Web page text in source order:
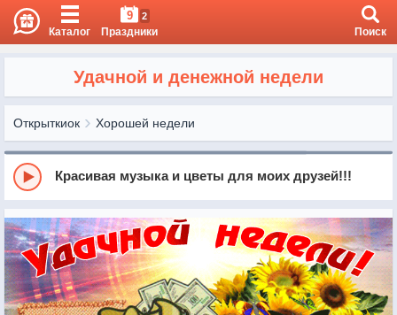
Каталог
9 2
Праздники Поиск
Удачной и денежной недели
Открыткиок Хорошей недели
Красивая музыка и цветы для моих друзей!!!